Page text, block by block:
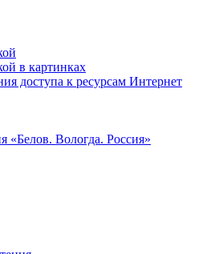
в картинках
доступа к ресурсам Интернет
«Белов. Вологда. Россия»